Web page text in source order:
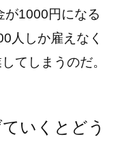
が1000円になる
人しか雇えなく
てしまうのだ。
いくとどう